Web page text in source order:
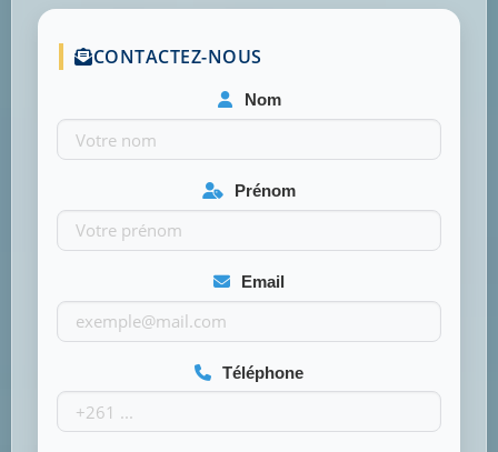
CONTACTEZ-NOUS
Nom
Prénom
Email
Téléphone